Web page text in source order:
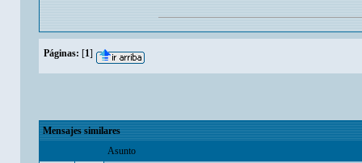
Páginas: [1]
Mensajes similares
Asunto